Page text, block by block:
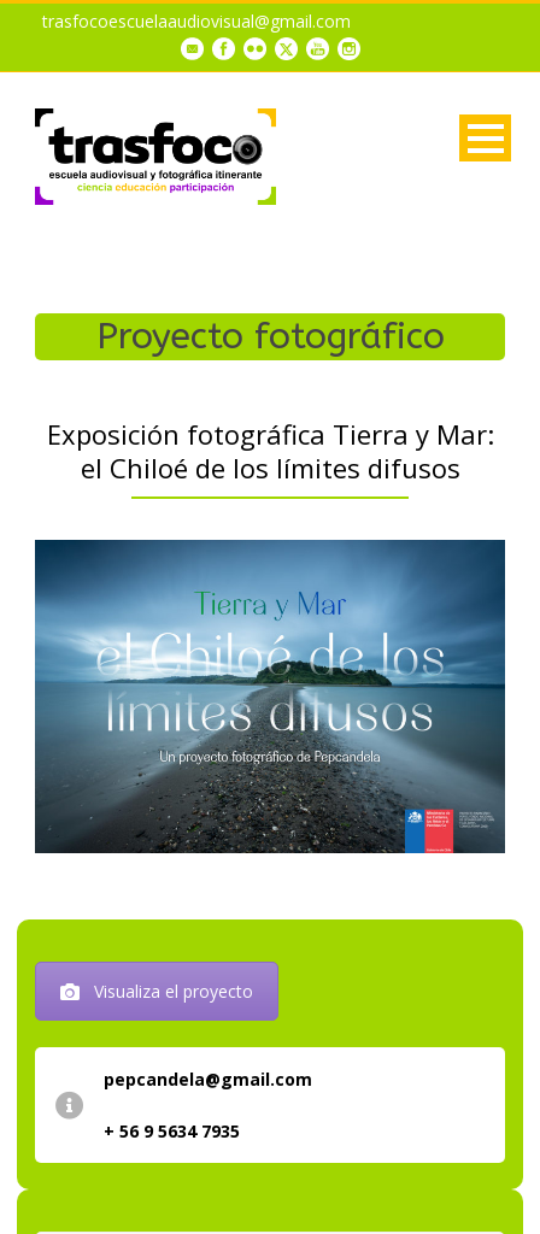
trasfocoescuelaaudiovisual@gmail.com
Proyecto fotográfico
Exposición fotográfica Tierra y Mar:
el Chiloé de los límites difusos
Visualiza el proyecto
pepcandela@gmail.com
+ 56 9 5634 7935